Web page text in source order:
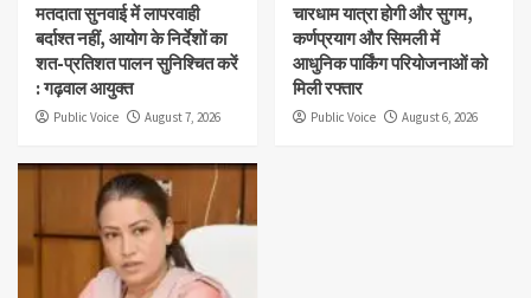
मतदाता सुनवाई में लापरवाही
बर्दाश्त नहीं, आयोग के निर्देशों का
शत-प्रतिशत पालन सुनिश्चित करें
: गढ़वाल आयुक्त
Public Voice August 7, 2026
चारधाम यात्रा होगी और सुगम,
कर्णप्रयाग और सिमली में
आधुनिक पार्किंग परियोजनाओं को
मिली रफ्तार
Public Voice August 6, 2026